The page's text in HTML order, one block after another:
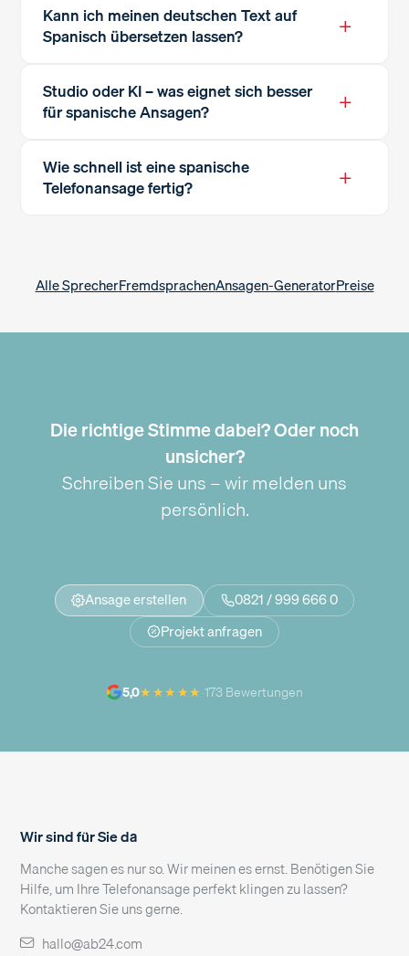
Kann ich meinen deutschen Text auf
Spanisch übersetzen lassen?
+
Studio oder KI – was eignet sich besser
für spanische Ansagen?
+
Wie schnell ist eine spanische
Telefonansage fertig?
+
Alle SprecherFremdsprachenAnsagen-GeneratorPreise
Die richtige Stimme dabei? Oder noch
unsicher?
Schreiben Sie uns – wir melden uns
persönlich.
Ansage erstellen
0821 / 999 666 0
Projekt anfragen
5,0★★★★★·173 Bewertungen
Wir sind für Sie da
Manche sagen es nur so. Wir meinen es ernst. Benötigen Sie
Hilfe, um Ihre Telefonansage perfekt klingen zu lassen?
Kontaktieren Sie uns gerne.
hallo@ab24.com